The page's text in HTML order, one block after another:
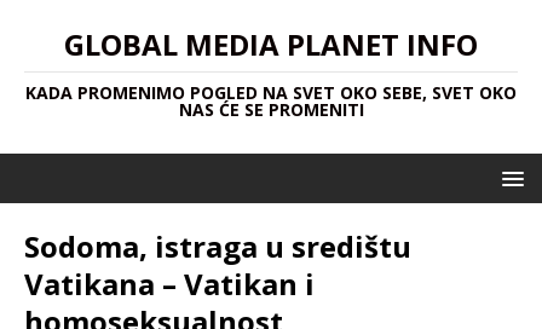
GLOBAL MEDIA PLANET INFO
KADA PROMENIMO POGLED NA SVET OKO SEBE, SVET OKO
NAS ĆE SE PROMENITI
Sodoma, istraga u središtu
Vatikana – Vatikan i